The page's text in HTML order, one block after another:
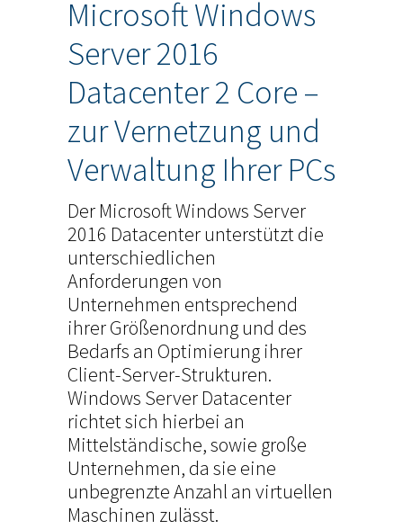
Microsoft Windows
Server 2016
Datacenter 2 Core –
zur Vernetzung und
Verwaltung Ihrer PCs
Der Microsoft Windows Server
2016 Datacenter unterstützt die
unterschiedlichen
Anforderungen von
Unternehmen entsprechend
ihrer Größenordnung und des
Bedarfs an Optimierung ihrer
Client-Server-Strukturen.
Windows Server Datacenter
richtet sich hierbei an
Mittelständische, sowie große
Unternehmen, da sie eine
unbegrenzte Anzahl an virtuellen
Maschinen zulässt.